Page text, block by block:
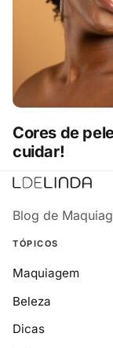
Cores de
cuidar!
Blog de
TÓPICOS
Maquiagem
Beleza
Dicas